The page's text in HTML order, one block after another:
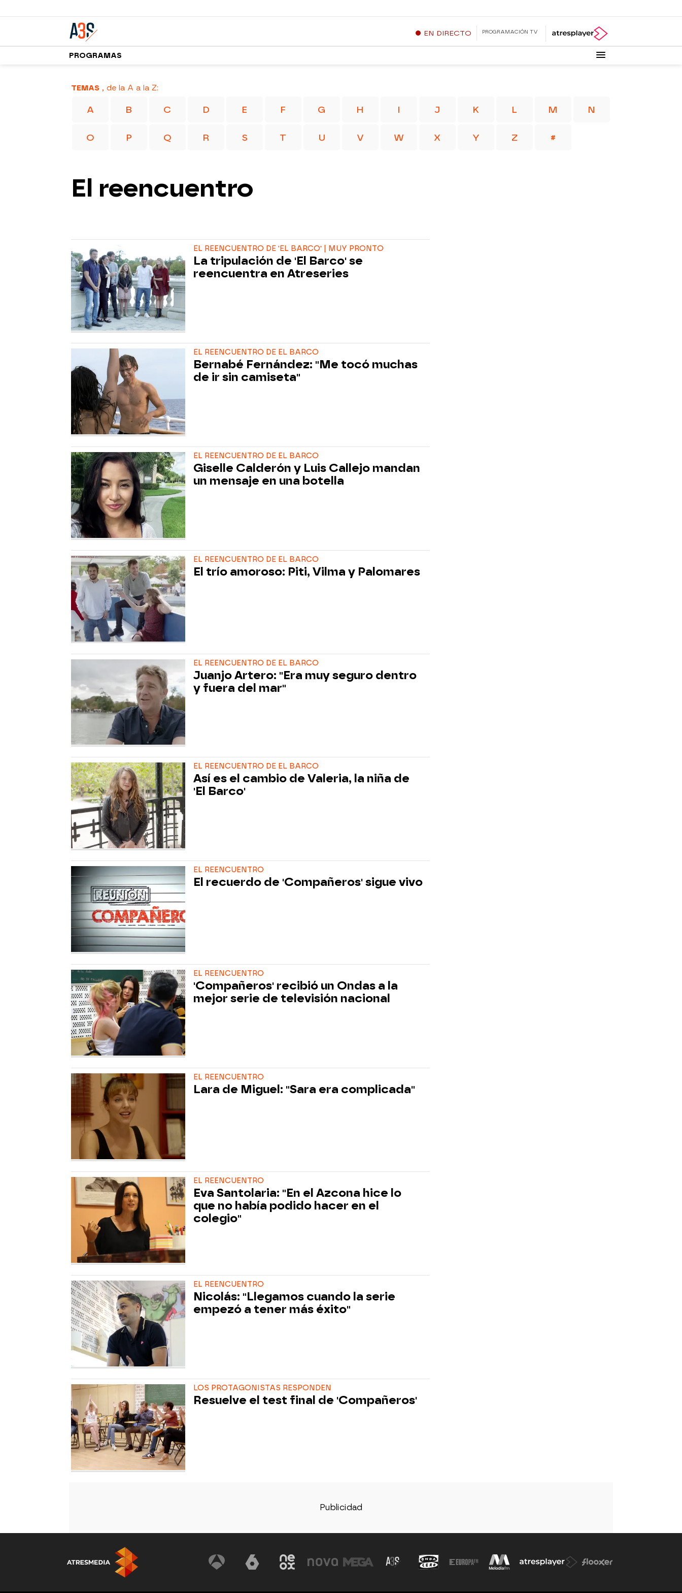
EN DIRECTO PROGRAMACIÓN TV
PROGRAMAS
TEMAS , de la A a la Z:
A B C D E F G H I J K L M N
O P Q R S T U V W X Y Z #
El reencuentro
EL REENCUENTRO DE 'EL BARCO' | MUY PRONTO
La tripulación de 'El Barco' se
reencuentra en Atreseries
EL REENCUENTRO DE EL BARCO
Bernabé Fernández: "Me tocó muchas
de ir sin camiseta"
EL REENCUENTRO DE EL BARCO
Giselle Calderón y Luis Callejo mandan
un mensaje en una botella
EL REENCUENTRO DE EL BARCO
El trío amoroso: Piti, Vilma y Palomares
EL REENCUENTRO DE EL BARCO
Juanjo Artero: "Era muy seguro dentro
y fuera del mar"
EL REENCUENTRO DE EL BARCO
Así es el cambio de Valeria, la niña de
'El Barco'
EL REENCUENTRO
El recuerdo de 'Compañeros' sigue vivo
EL REENCUENTRO
'Compañeros' recibió un Ondas a la
mejor serie de televisión nacional
EL REENCUENTRO
Lara de Miguel: "Sara era complicada"
EL REENCUENTRO
Eva Santolaria: "En el Azcona hice lo
que no había podido hacer en el
colegio"
EL REENCUENTRO
Nicolás: "Llegamos cuando la serie
empezó a tener más éxito"
LOS PROTAGONISTAS RESPONDEN
Resuelve el test final de 'Compañeros'